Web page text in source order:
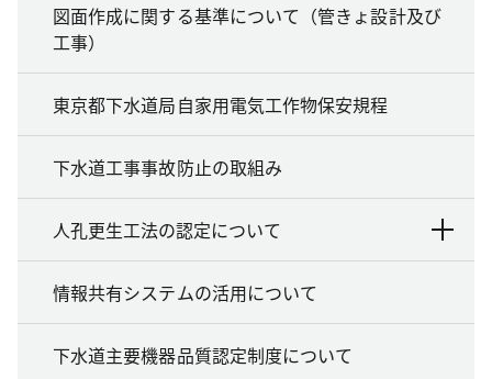
図面作成に関する基準について（管きょ設計及び
工事）
東京都下水道局自家用電気工作物保安規程
下水道工事事故防止の取組み
人孔更生工法の認定について
情報共有システムの活用について
下水道主要機器品質認定制度について